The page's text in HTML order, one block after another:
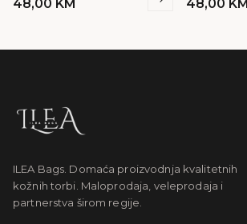
48,00 KM 48,00 KM
ILEA Bags. Domaća proizvodnja kvalitetnih
kožnih torbi. Maloprodaja, veleprodaja i
partnerstva širom regije.